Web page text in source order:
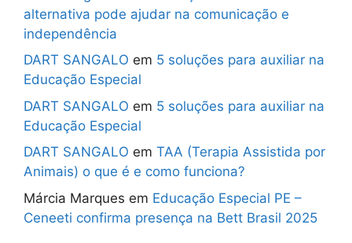
alternativa pode ajudar na comunicação e
independência
DART SANGALO em 5 soluções para auxiliar na
Educação Especial
DART SANGALO em 5 soluções para auxiliar na
Educação Especial
DART SANGALO em TAA (Terapia Assistida por
Animais) o que é e como funciona?
Márcia Marques em Educação Especial PE –
Ceneeti confirma presença na Bett Brasil 2025